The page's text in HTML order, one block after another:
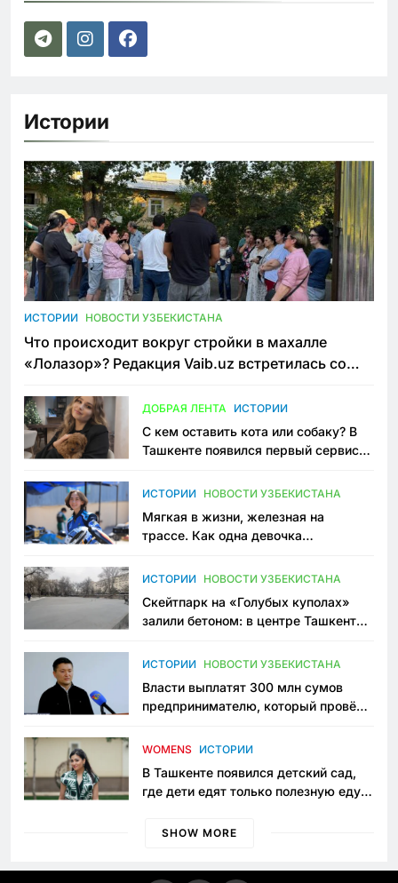
Истории
ИСТОРИИ НОВОСТИ УЗБЕКИСТАНА
Что происходит вокруг стройки в махалле
«Лолазор»? Редакция Vaib.uz встретилась со
ДОБРАЯ ЛЕНТА ИСТОРИИ
С кем оставить кота или собаку? В
Ташкенте появился первый сервис
ИСТОРИИ НОВОСТИ УЗБЕКИСТАНА
Мягкая в жизни, железная на
трассе. Как одна девочка
Узбекистане
ИСТОРИИ НОВОСТИ УЗБЕКИСТАНА
Скейтпарк на «Голубых куполах»
залили бетоном: в центре Ташкента
пространство
ИСТОРИИ НОВОСТИ УЗБЕКИСТАНА
Власти выплатят 300 млн сумов
предпринимателю, который провёл
приговору
WOMENS ИСТОРИИ
В Ташкенте появился детский сад,
где дети едят только полезную еду.
просить «кашу без сахара»
SHOW MORE